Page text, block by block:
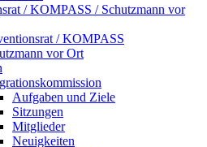
/ KOMPASS / Schutzmann vor
/ KOMPASS
vor Ort
Aufgaben und Ziele
Sitzungen
Mitglieder
Neuigkeiten